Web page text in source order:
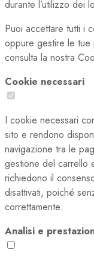
durante l’utilizzo dei
Puoi accettare tutti i
oppure gestire le tue
consulta la nostra
Cookie necessari
I cookie necessari
sito e rendono
navigazione tra le
gestione del carrello
richiedono il
disattivati, poiché
correttamente.
Analisi e